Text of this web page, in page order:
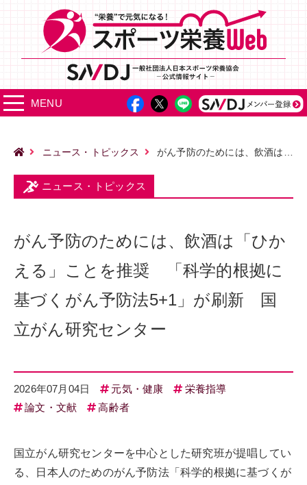
MENU
ニュース・トピックス がん予防のためには、飲酒は「ひかえる」ことを推奨 「科学的根拠に基づくがん予防法5+1」が刷新 国立がん研究センター
ニュース・トピックス
がん予防のためには、飲酒は「ひか
える」ことを推奨 「科学的根拠に
基づくがん予防法5+1」が刷新 国
立がん研究センター
2026年07月04日 元気・健康
栄養指導
論文・文献
高齢者
国立がん研究センターを中心とした研究班が提唱してい
る、日本人のためのがん予防法「科学的根拠に基づくが